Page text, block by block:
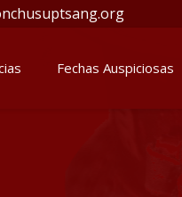
Fechas Auspiciosas